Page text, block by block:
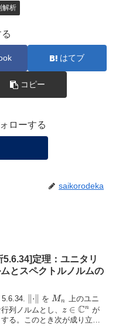
解析
はてブ
コピー
ローする
saikorodeka
5.6.34]定理：ユニタリ
とスペクトルノルムの
\lVert
\cdot
\rVert
⋅ を M_n
Mn
上のユニ
列ノルムとし、 z \in
z ∈ Cn が
る。このとき次が成り立